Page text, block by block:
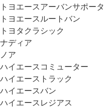
トヨエースアーバンサポータ
トヨエースルートバン
トヨタクラシック
ナディア
ノア
ハイエースコミューター
ハイエーストラック
ハイエースバン
ハイエースレジアス